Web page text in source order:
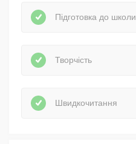
Підготовка до школи
Творчість
Швидкочитання